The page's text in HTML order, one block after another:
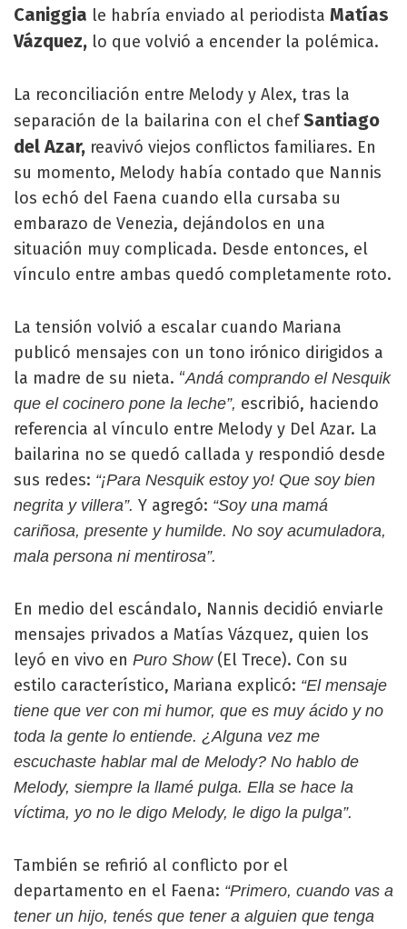
Caniggia le habría enviado al periodista Matías
Vázquez, lo que volvió a encender la polémica.
La reconciliación entre Melody y Alex, tras la
separación de la bailarina con el chefSantiago
del Azar, reavivó viejos conflictos familiares. En
su momento, Melody había contado que Nannis
los echó del Faena cuando ella cursaba su
embarazo de Venezia, dejándolos en una
situación muy complicada. Desde entonces, el
vínculo entre ambas quedó completamente roto.
La tensión volvió a escalar cuando Mariana
publicó mensajes con un tono irónico dirigidos a
la madre de su nieta. “Andá comprando el Nesquik
que el cocinero pone la leche”, escribió, haciendo
referencia al vínculo entre Melody y Del Azar. La
bailarina no se quedó callada y respondió desde
sus redes: “¡Para Nesquik estoy yo! Que soy bien
negrita y villera”. Y agregó: “Soy una mamá
cariñosa, presente y humilde. No soy acumuladora,
mala persona ni mentirosa”.
En medio del escándalo, Nannis decidió enviarle
mensajes privados a Matías Vázquez, quien los
leyó en vivo en Puro Show(El Trece). Con su
estilo característico, Mariana explicó: “El mensaje
tiene que ver con mi humor, que es muy ácido y no
toda la gente lo entiende. ¿Alguna vez me
escuchaste hablar mal de Melody? No hablo de
Melody, siempre la llamé pulga. Ella se hace la
víctima, yo no le digo Melody, le digo la pulga”.
También se refirió al conflicto por el
departamento en el Faena: “Primero, cuando vas a
tener un hijo, tenés que tener a alguien que tenga